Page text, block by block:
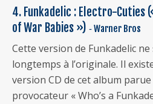
4. Funkadelic : Electro-Cuties
of War Babies ») ‐ Warner Bros
Cette version de Funkadelic
longtemps à l’originale. Il
version CD de cet album
provocateur « Who’s a